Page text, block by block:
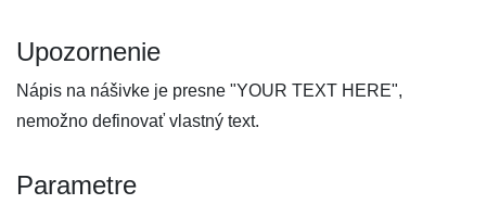
Upozornenie
Nápis na nášivke je presne "YOUR TEXT HERE",
nemožno definovať vlastný text.
Parametre